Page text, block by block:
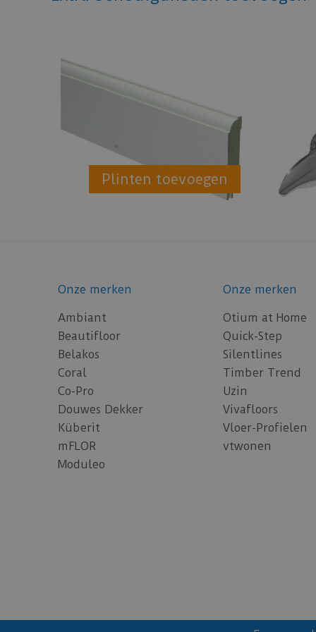
Plinten toevoegen
Onze merken
Ambiant
Beautifloor
Belakos
Coral
Co-Pro
Douwes Dekker
Küberit
mFLOR
Moduleo
Onze merken
Otium at Home
Quick-Step
Silentlines
Timber Trend
Uzin
Vivafloors
Vloer-Profielen
vtwonen